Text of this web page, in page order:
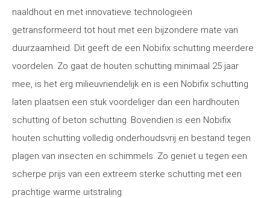
naaldhout en met innovatieve technologieën
getransformeerd tot hout met een bijzondere mate van
duurzaamheid. Dit geeft de een Nobifix schutting meerdere
voordelen. Zo gaat de houten schutting minimaal 25 jaar
mee, is het erg milieuvriendelijk en is een Nobifix schutting
laten plaatsen een stuk voordeliger dan een hardhouten
schutting of beton schutting. Bovendien is een Nobifix
houten schutting volledig onderhoudsvrij en bestand tegen
plagen van insecten en schimmels. Zo geniet u tegen een
scherpe prijs van een extreem sterke schutting met een
prachtige warme uitstraling.